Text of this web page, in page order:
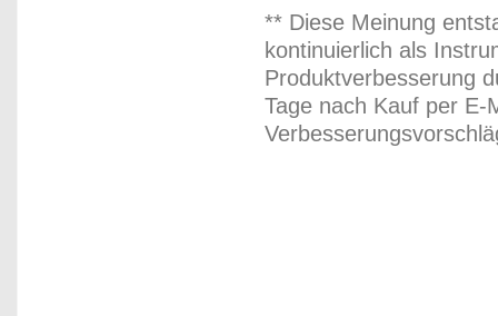
** Diese Meinung
kontinuierlich als
Produktverbesserung
Tage nach Kauf per E-